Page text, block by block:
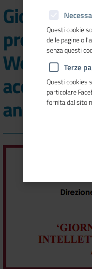
Giornata
proprietà
Women and
and
Questi cookie
delle pagine o
senza questi
Terze
Questi cookies
particolare
fornita dal sito